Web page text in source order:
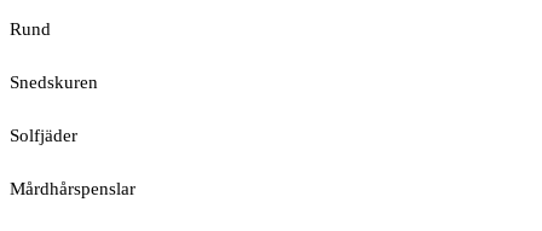
Rund
Snedskuren
Solfjäder
Mårdhårspenslar